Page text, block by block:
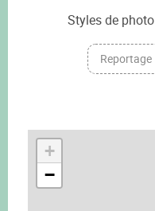
Styles de photo
Reportage
+
−